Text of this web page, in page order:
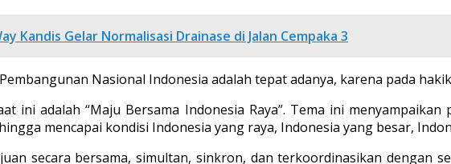
Kandis Gelar Normalisasi Drainase di Jalan Cempaka 3
Nasional Indonesia adalah tepat adanya, karena pada
ini adalah “Maju Bersama Indonesia Raya”. Tema ini
mencapai kondisi Indonesia yang raya, Indonesia yang besar,
secara bersama, simultan, sinkron, dan terkoordinasikan dengan